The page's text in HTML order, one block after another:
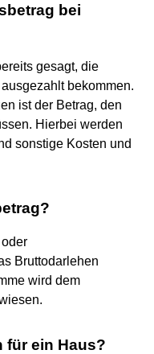
bei
gesagt, die
bekommen.
ist der Betrag, den
Hierbei werden
sonstige Kosten und
Bruttodarlehen
wird dem
für ein Haus?